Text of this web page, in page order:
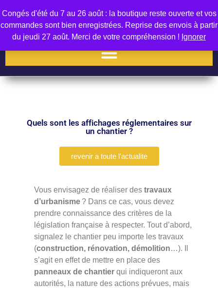
Congés d'été du 7 au 26 août : la boutique reste ouverte et vos
commandes sont bien enregistrées. Reprise des envois à partir
du jeudi 27 août. Merci de votre compréhension ! Ignorer
0
Quels sont les affichages réglementaires sur
un chantier ?
revenir a toute l'actualite
Vous envisagez de réaliser destravaux
d’urbanisme ? Dans ce cas, vous devez
prendre connaissance des critères de la
législation française à respecter. Tout d’abord,
signalez le chantier peu importe les travaux
(construction, rénovation, démolition…). Il
s’agit en effet de mettre en place des
panneaux de chantier qui indiqueront aux
autorités, la nature des actions prévues, mais